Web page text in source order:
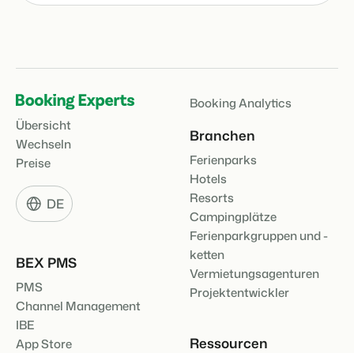
Übersicht
Wechseln
Preise
DE
BEX PMS
PMS
Channel Management
IBE
App Store
Booking Analytics
Branchen
Ferienparks
Hotels
Resorts
Campingplätze
Ferienparkgruppen und -
ketten
Vermietungsagenturen
Projektentwickler
Ressourcen